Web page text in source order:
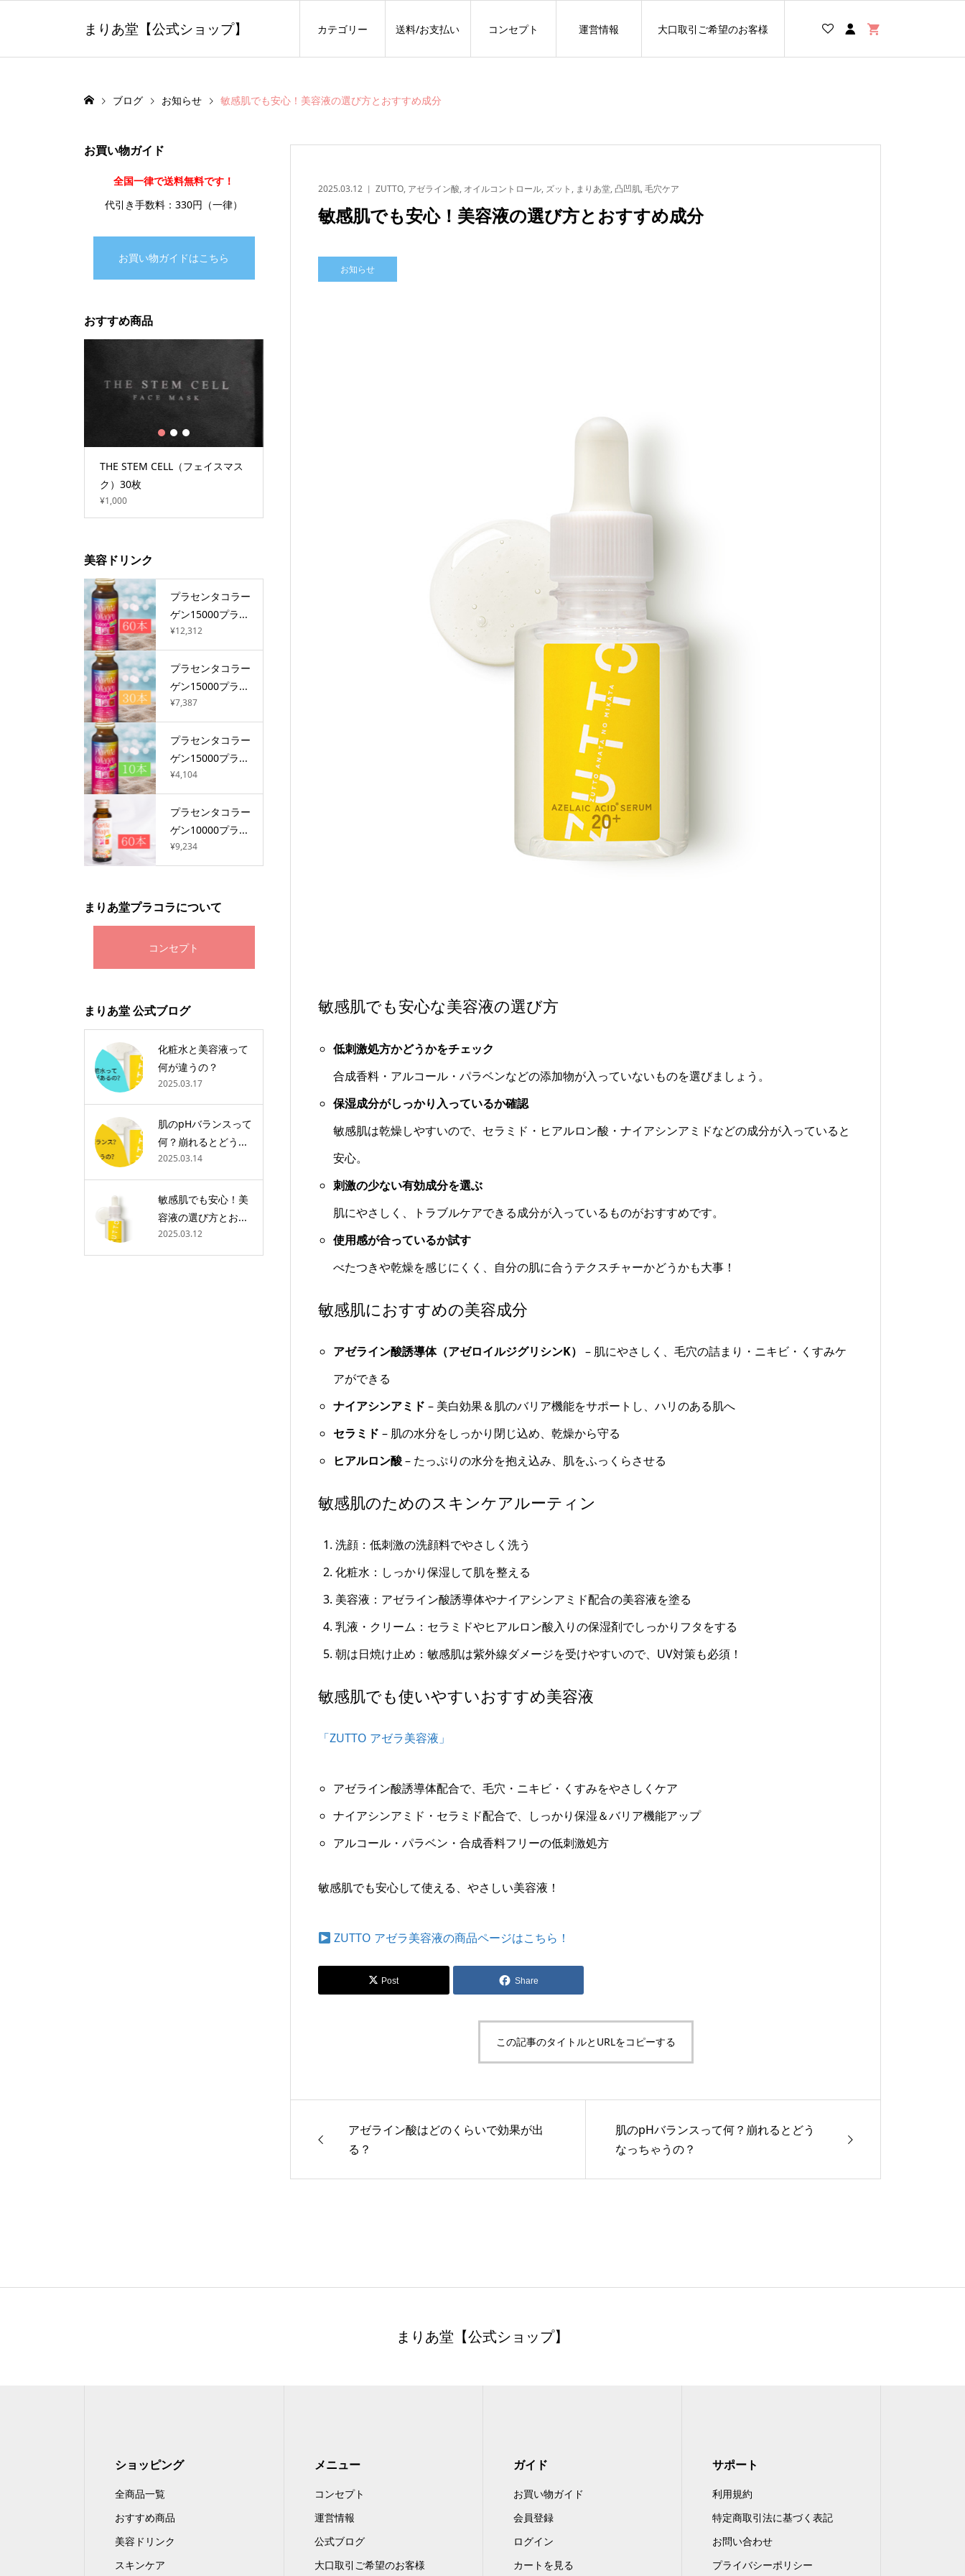
まりあ堂【公式ショップ】 カテゴリー 送料/お支払い コンセプト 運営情報 大口取引ご希望のお客様
ブログ お知らせ 敏感肌でも安心！美容液の選び方とおすすめ成分
2025.03.12 ZUTTO, アゼライン酸, オイルコントロール, ズット , まりあ堂,凸凹肌,毛穴ケア
敏感肌でも安心！美容液の選び方とおすすめ成分
お知らせ
敏感肌でも安心な美容液の選び方
低刺激処方かどうかをチェック
合成香料・アルコール・パラベンなどの添加物が入っていないものを選びましょう。
保湿成分がしっかり入っているか確認
敏感肌は乾燥しやすいので、セラミド・ヒアルロン酸・ナイアシンアミドなどの成分が入っていると
安心。
刺激の少ない有効成分を選ぶ
肌にやさしく、トラブルケアできる成分が入っているものがおすすめです。
使用感が合っているか試す
べたつきや乾燥を感じにくく、自分の肌に合うテクスチャーかどうかも大事！
敏感肌におすすめの美容成分
アゼライン酸誘導体（アゼロイルジグリシンK） – 肌にやさしく、毛穴の詰まり・ニキビ・くすみケ
アができる
ナイアシンアミド – 美白効果＆肌のバリア機能をサポートし、ハリのある肌へ
セラミド – 肌の水分をしっかり閉じ込め、乾燥から守る
ヒアルロン酸– たっぷりの水分を抱え込み、肌をふっくらさせる
敏感肌のためのスキンケアルーティン
洗顔：低刺激の洗顔料でやさしく洗う
化粧水：しっかり保湿して肌を整える
美容液：アゼライン酸誘導体やナイアシンアミド配合の美容液を塗る
乳液・クリーム：セラミドやヒアルロン酸入りの保湿剤でしっかりフタをする
朝は日焼け止め：敏感肌は紫外線ダメージを受けやすいので、UV対策も必須！
敏感肌でも使いやすいおすすめ美容液
「ZUTTO アゼラ美容液」
アゼライン酸誘導体配合で、毛穴・ニキビ・くすみをやさしくケア
ナイアシンアミド・セラミド配合で、しっかり保湿＆バリア機能アップ
アルコール・パラベン・合成香料フリーの低刺激処方
敏感肌でも安心して使える、やさしい美容液！
ZUTTO アゼラ美容液の商品ページはこちら！
Post Share
この記事のタイトルとURLをコピーする
アゼライン酸はどのくらいで効果が出
る？
肌のpHバランスって何？崩れるとどう
なっちゃうの？
お買い物ガイド
全国一律で送料無料です！
代引き手数料：330円（一律）
お買い物ガイドはこちら
おすすめ商品
THE STEM CELL（フェイスマス
ク）30枚
¥1,000
1 2 3
美容ドリンク
プラセンタコラー
ゲン15000プラ...
¥12,312
プラセンタコラー
ゲン15000プラ...
¥7,387
プラセンタコラー
ゲン15000プラ...
¥4,104
プラセンタコラー
ゲン10000プラ...
¥9,234
まりあ堂プラコラについて
コンセプト
まりあ堂 公式ブログ
化粧水と美容液って
何が違うの？
2025.03.17
肌のpHバランスって
何？崩れるとどう...
2025.03.14
敏感肌でも安心！美
容液の選び方とお...
2025.03.12
まりあ堂【公式ショップ】
ショッピング
全商品一覧
おすすめ商品
美容ドリンク
スキンケア
メニュー
コンセプト
運営情報
公式ブログ
大口取引ご希望のお客様
ガイド
お買い物ガイド
会員登録
ログイン
カートを見る
サポート
利用規約
特定商取引法に基づく表記
お問い合わせ
プライバシーポリシー